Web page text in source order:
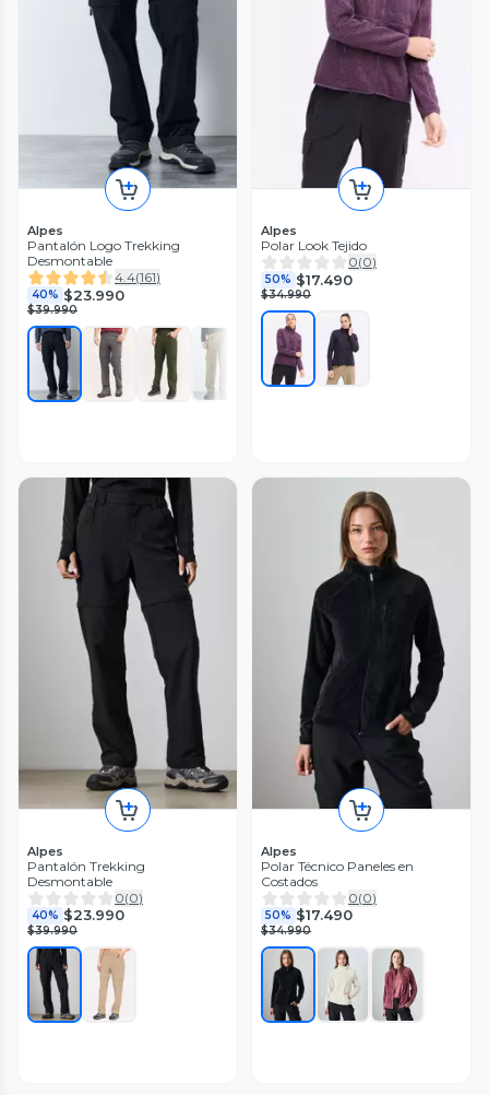
Alpes
Pantalón Logo Trekking
Desmontable
4.4(161)
40% $23.990
$39.990
Alpes
Polar Look Tejido
0(0)
50% $17.490
$34.990
Alpes
Pantalón Trekking
Desmontable
0(0)
40% $23.990
$39.990
Alpes
Polar Técnico Paneles en
Costados
0(0)
50% $17.490
$34.990